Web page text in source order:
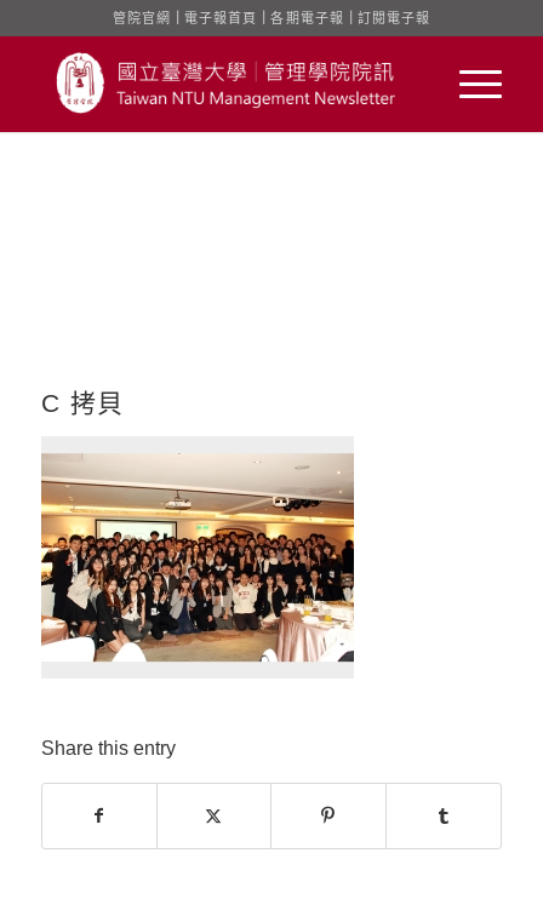
管院官網 電子報首頁 ｜各期電子報 訂閱電子報
C 拷貝
Share this entry